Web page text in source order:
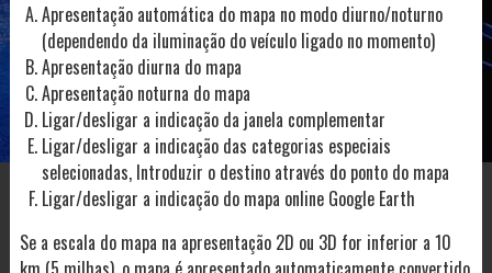
Apresentação automática do mapa no modo diurno/noturno
(dependendo da iluminação do veículo ligado no momento)
Apresentação diurna do mapa
Apresentação noturna do mapa
Ligar/desligar a indicação da janela complementar
Ligar/desligar a indicação das categorias especiais
selecionadas, Introduzir o destino através do ponto do mapa
Ligar/desligar a indicação do mapa online Google Earth
Se a escala do mapa na apresentação 2D ou 3D for inferior a 10